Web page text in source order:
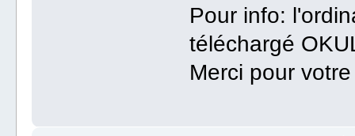
Pour info:
téléchargé
Merci pour